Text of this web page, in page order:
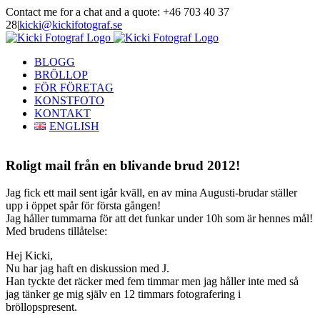
Skip
to
content
Contact me for a chat and a quote: +46 703 40 37
28|kicki@kickifotograf.se
Instagram
Facebook
BLOGG
BRÖLLOP
FÖR FÖRETAG
KONSTFOTO
KONTAKT
ENGLISH
Roligt mail från en blivande brud 2012!
Jag fick ett mail sent igår kväll, en av mina Augusti-brudar ställer
upp i öppet spår för första gången!
Jag håller tummarna för att det funkar under 10h som är hennes mål!
Med brudens tillåtelse:
Hej Kicki,
Nu har jag haft en diskussion med J.
Han tyckte det räcker med fem timmar men jag håller inte med så
jag tänker ge mig själv en 12 timmars fotografering i
bröllopspresent.